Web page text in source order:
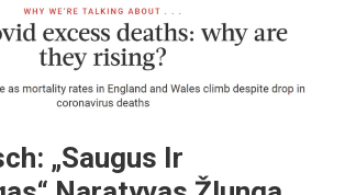
„Saugus Ir